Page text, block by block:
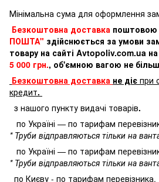
Мінімальна сума для оформлення
Безкоштовна доставка
ПОШТА" здійснюється за умови
товару на сайті Avtopoliv.com.ua
5 000 грн., об'ємною вагою не
Безкоштовна доставка не діє при
кредит.
з нашого пункту видачі товарів.
по Україні — по тарифам
* Труби відправляються тільки на
по Україні — по тарифам
* Труби відправляються тільки на
по Києву - по тарифам перевізника.